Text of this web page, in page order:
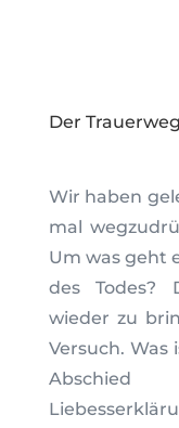
Der
Wir haben
mal
Um was geht
des Todes?
wieder zu
Versuch. Was